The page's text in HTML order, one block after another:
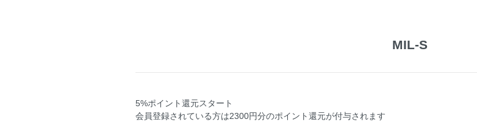
MIL-S
5%ポイント還元スタート
会員登録されている方は2300円分のポイント還元が付与されます